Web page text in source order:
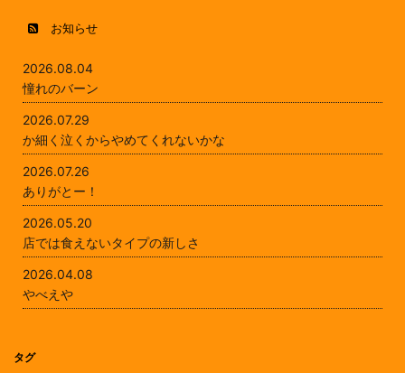
お知らせ
2026.08.04
憧れのバーン
2026.07.29
か細く泣くからやめてくれないかな
2026.07.26
ありがとー！
2026.05.20
店では食えないタイプの新しさ
2026.04.08
やべえや
タグ